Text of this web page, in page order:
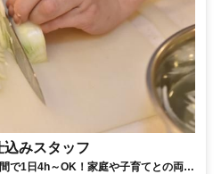
込みスタッフ
で1日4h～OK！家庭や子育てとの両立